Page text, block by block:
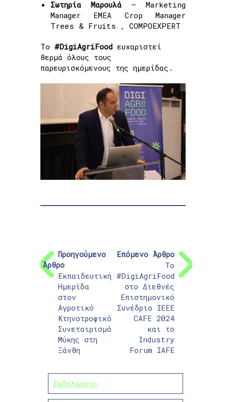
Σωτηρία Μαρουλά – Marketing
Manager EMEA Crop Manager
Trees & Fruits , COMPOEXPERT
Το #DigiAgriFood ευχαριστεί
θερμά όλους τους
παρευρισκόμενους της ημερίδας.
Προηγούμενο
Άρθρο
Εκπαιδευτική
Ημερίδα
στον
Αγροτικό
Κτηνοτροφικό
Συνεταιρισμό
Μύκης στη
Ξάνθη
Επόμενο Άρθρο
Το
#DigiAgriFood
στο Διεθνές
Επιστημονικό
Συνέδριο IEEE
CAFE 2024
και το
Industry
Forum IAFE
Εκδηλώσεις